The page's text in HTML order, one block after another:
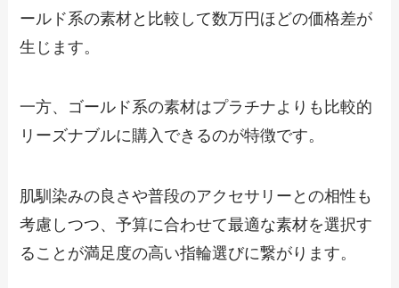
ールド系の素材と比較して数万円ほどの価格差が
生じます。
一方、ゴールド系の素材はプラチナよりも比較的
リーズナブルに購入できるのが特徴です。
肌馴染みの良さや普段のアクセサリーとの相性も
考慮しつつ、予算に合わせて最適な素材を選択す
ることが満足度の高い指輪選びに繋がります。